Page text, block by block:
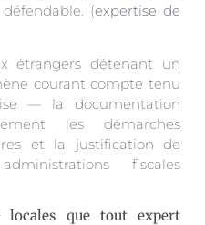
(expertise de
étrangers détenant un
courant compte tenu
— la documentation
les démarches
et la justification de
fiscales
locales que tout expert